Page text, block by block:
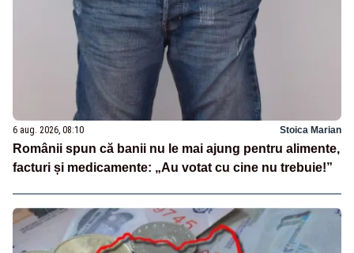
6 aug. 2026, 08:10 Stoica Marian
Românii spun că banii nu le mai ajung pentru alimente,
facturi și medicamente: „Au votat cu cine nu trebuie!”